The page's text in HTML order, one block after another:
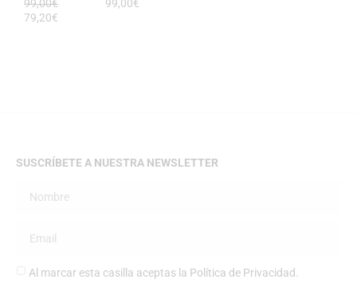
99,00€
79,20€
99,00€
SUSCRÍBETE A NUESTRA NEWSLETTER
Al marcar esta casilla aceptas la Política de Privacidad.